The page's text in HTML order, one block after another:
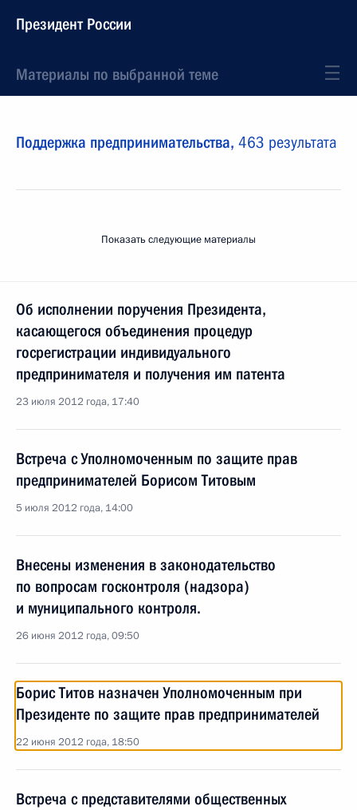
Президент России
Материалы по выбранной теме
Поддержка предпринимательства, 463 результата
Показать следующие материалы
Об исполнении поручения Президента,
касающегося объединения процедур
госрегистрации индивидуального
предпринимателя и получения им патента
23 июля 2012 года, 17:40
Встреча с Уполномоченным по защите прав
предпринимателей Борисом Титовым
5 июля 2012 года, 14:00
Внесены изменения в законодательство
по вопросам госконтроля (надзора)
и муниципального контроля.
26 июня 2012 года, 09:50
Борис Титов назначен Уполномоченным при
Президенте по защите прав предпринимателей
22 июня 2012 года, 18:50
Встреча с представителями общественных